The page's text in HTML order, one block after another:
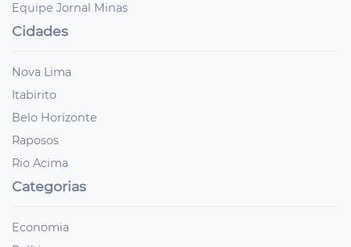
Equipe Jornal Minas
Cidades
Nova Lima
Itabirito
Belo Horizonte
Raposos
Rio Acima
Categorias
Economia